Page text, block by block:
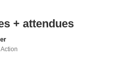
+ attendues
Action